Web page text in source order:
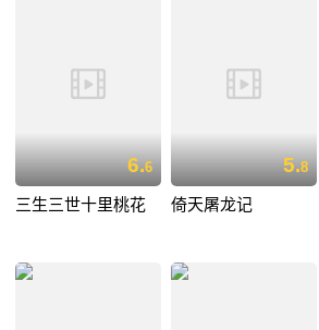
6.6
三生三世十里桃花
5.8
倚天屠龙记